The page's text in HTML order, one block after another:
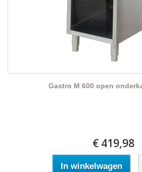
Gastro M 600 open
€ 419,98
In winkelwagen